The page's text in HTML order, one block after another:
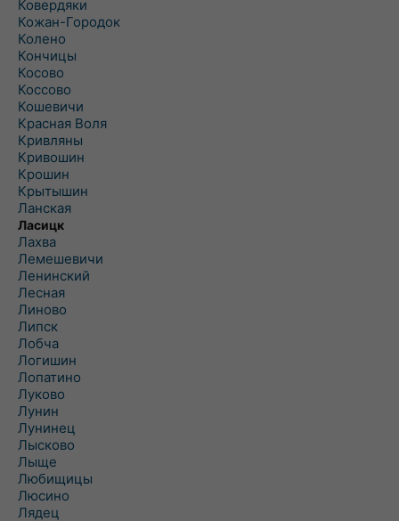
Ковердяки
Кожан-Городок
Колено
Кончицы
Косово
Коссово
Кошевичи
Красная Воля
Кривляны
Кривошин
Крошин
Крытышин
Ланская
Ласицк
Лахва
Лемешевичи
Ленинский
Лесная
Линово
Липск
Лобча
Логишин
Лопатино
Луково
Лунин
Лунинец
Лысково
Лыще
Любищицы
Люсино
Лядец